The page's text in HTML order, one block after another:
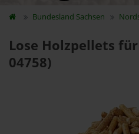
Bundesland Sachsen
Lose Holzpellets
04758)